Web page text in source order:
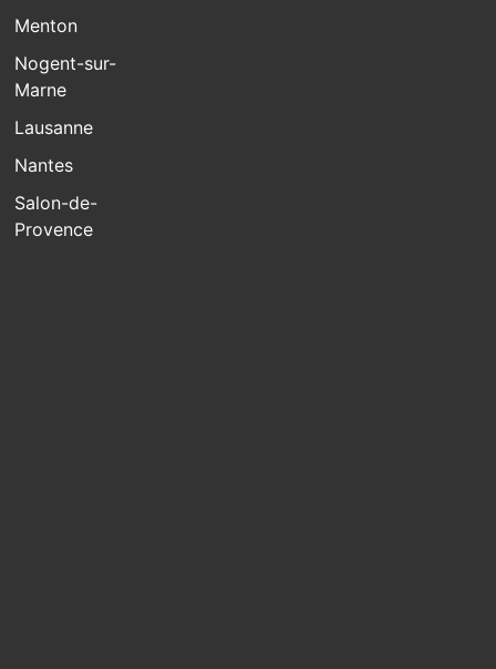
Menton
Nogent-sur-
Marne
Lausanne
Nantes
Salon-de-
Provence